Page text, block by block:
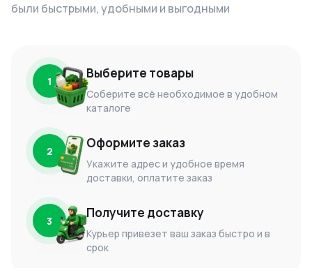
были быстрыми, удобными и выгодными
1 Выберите товары
Соберите всё необходимое в удобном
каталоге
2 Оформите заказ
Укажите адрес и удобное время
доставки, оплатите заказ
3 Получите доставку
Курьер привезет ваш заказ быстро и в
срок